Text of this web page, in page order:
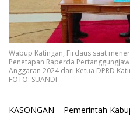
Wabup Katingan, Firdaus saat
Penetapan Raperda
Anggaran 2024 dari Ketua DPRD
FOTO: SUANDI
KASONGAN – Pemerintah